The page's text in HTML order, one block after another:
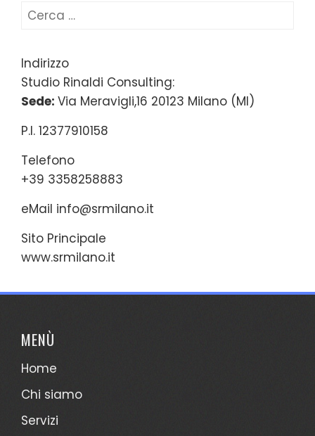
Ricerca
Indirizzo
Studio Rinaldi Consulting:
Sede: Via Meravigli,16 20123 Milano (MI)
P.I. 12377910158
Telefono
+39 3358258883
eMail info@srmilano.it
Sito Principale
www.srmilano.it
MENÙ
Home
Chi siamo
Servizi